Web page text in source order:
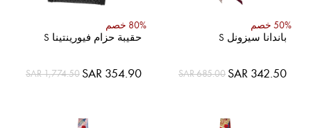
50% خصم
باندانا سيزونل S
السعر
الخاص
SAR 342.50
SAR 685.00
80% خصم
حقيبة حزام فيورينتينا S
السعر
الخاص
SAR 354.90
SAR 1,774.50